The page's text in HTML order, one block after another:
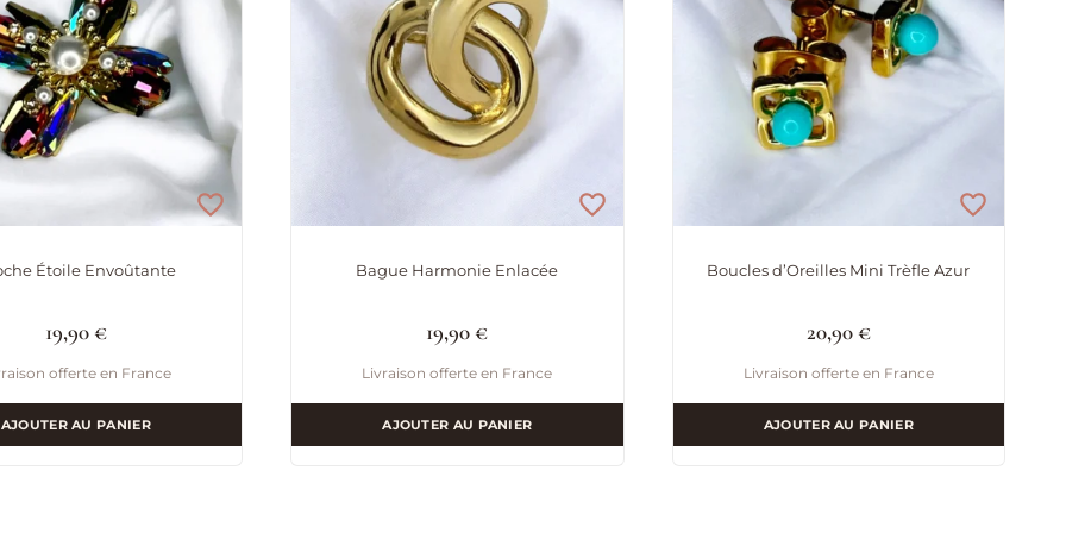
Étoile Envoûtante
19,90€
offerte en France
AJOUTER AU PANIER
Bague Harmonie Enlacée
19,90€
Livraison offerte en France
AJOUTER AU PANIER
Boucles d’Oreilles Mini Trèfle Azur
20,90€
Livraison offerte en France
AJOUTER AU PANIER